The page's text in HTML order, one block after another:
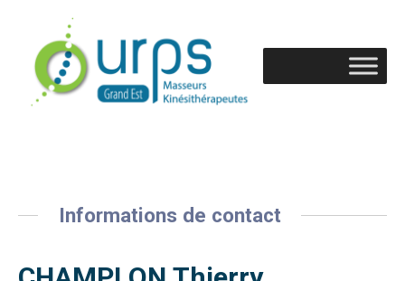
Informations de contact